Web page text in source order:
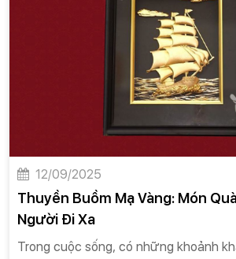
12/09/2025
Thuyền Buồm Mạ Vàng: Món
Người Đi Xa
Trong cuộc sống, có những khoảnh